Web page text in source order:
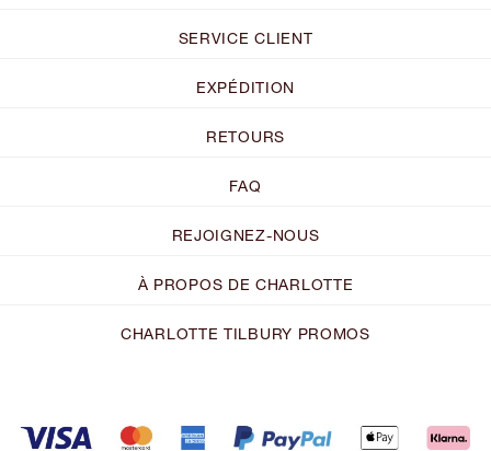
SERVICE CLIENT
EXPÉDITION
RETOURS
FAQ
REJOIGNEZ-NOUS
À PROPOS DE CHARLOTTE
CHARLOTTE TILBURY PROMOS